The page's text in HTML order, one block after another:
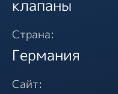
клапаны
Страна:
Германия
Сайт: